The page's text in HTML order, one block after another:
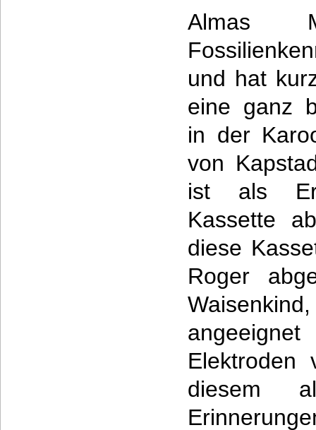
Almas
und hat
eine ganz
in der
von
ist als
Kassette
diese
Roger
Elektroden
diesem